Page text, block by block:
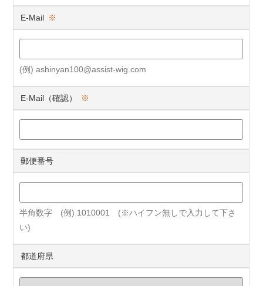
E-Mail ※
(例) ashinyan100@assist-wig.com
E-Mail（確認） ※
郵便番号
半角数字 (例) 1010001 (※ハイフン無しで入力して下さ
い)
都道府県